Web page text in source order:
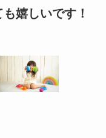
嬉しいです！